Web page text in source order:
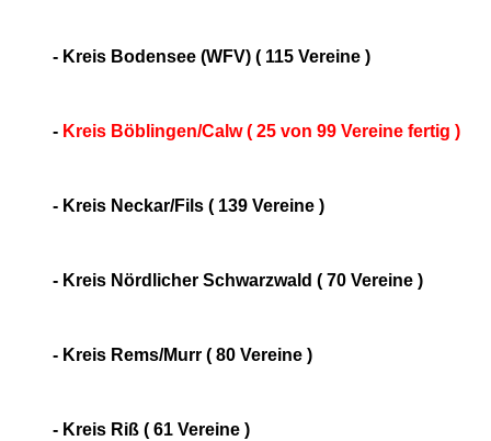
- Kreis Bodensee (WFV) ( 115 Vereine )
- Kreis Böblingen/Calw ( 25 von 99 Vereine fertig )
- Kreis Neckar/Fils ( 139 Vereine )
- Kreis Nördlicher Schwarzwald ( 70 Vereine )
- Kreis Rems/Murr ( 80 Vereine )
- Kreis Riß ( 61 Vereine )